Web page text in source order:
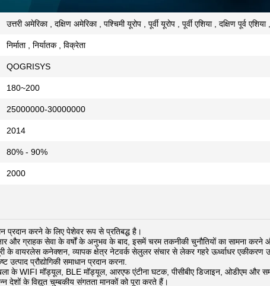
उत्तरी अमेरिका , दक्षिण अमेरिका , पश्चिमी यूरोप , पूर्वी यूरोप , पूर्वी एशिया , दक्षिण पूर्व
निर्माता , निर्यातक , विक्रेता
QOGRISYS
180~200
25000000-30000000
2014
80% - 90%
2000
प्रदान करने के लिए पेशेवर रूप से प्रतिबद्ध है।
और ग्राहक सेवा के वर्षों के अनुभव के बाद, इसमें चरम तकनीकी चुनौतियों का सामना करने
के वायरलेस कनेक्शन, व्यापक क्षेत्र नेटवर्क सेलुलर संचार से लेकर गहरे ऊर्ध्वाधर एकीकरण
प्रौद्योगिकी समाधान प्रदान करना.
के WIFI मॉड्यूल, BLE मॉड्यूल, आरएफ एंटीना घटक, पीसीबीए डिजाइन, ओडीएम और
देशों के विद्युत चुम्बकीय संगतता मानकों को पूरा करते हैं।